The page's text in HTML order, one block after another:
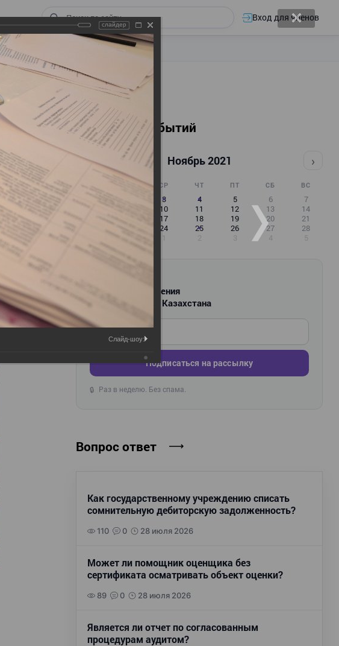
Вход для членов
Календарь событий
‹ Ноябрь 2021 ›
СР ЧТ ПТ СБ ВС
3 4 5 6
7
10 11 12 13
14
17 18 19 20
21
24 25 26 27
28
1 2 3 4 5
Новости и изменения
для бухгалтеров Казахстана
Введите ваш e-mail
Подписаться на рассылку
🔒 Раз в неделю. Без спама.
Вопрос ответ
Как государственному учреждению списать
сомнительную дебиторскую задолженность?
110 0 28 июля 2026
Может ли помощник оценщика без
сертификата осматривать объект оценки?
89 0 28 июля 2026
Является ли отчет по согласованным
процедурам аудитом?
слайдер
Слайд-шоу: